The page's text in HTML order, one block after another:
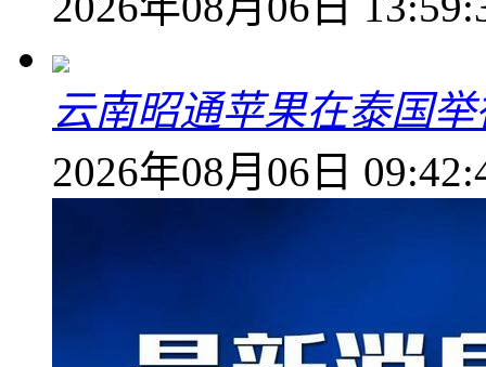
云南昭通苹果在泰国
2026年08月06日